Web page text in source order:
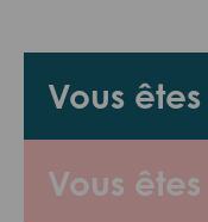
Vous
Vous